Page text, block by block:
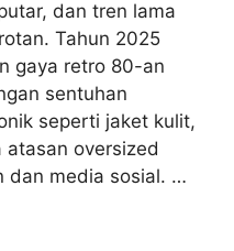
dan tren lama
Tahun 2025
gaya retro 80-an
sentuhan
seperti jaket kulit,
oversized
dan media sosial. …